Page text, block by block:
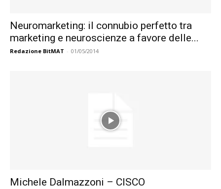
Neuromarketing: il connubio perfetto tra
marketing e neuroscienze a favore delle...
Redazione BitMAT - 01/05/2014
Michele Dalmazzoni – CISCO